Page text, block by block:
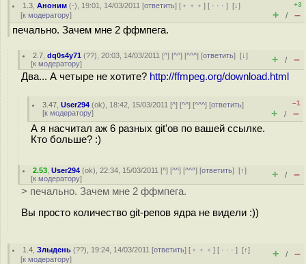
1.3 ,Аноним (-), 19:01, 14/03/2011 [ответить] [ ﹢﹢﹢] [ · · ·][↓]
[к модератору]
+3
+ / –
печально. Зачем мне 2 ффмпега.
2.7 ,dq0s4y71 (??), 20:03, 14/03/2011 [^] [^^] [^^^] [ответить][↓]
[к модератору] + / –
Два... А четыре не хотите? http://ffmpeg.org/download.html
3.47 ,User294 (ok), 18:42, 15/03/2011 [^] [^^] [^^^] [ответить]
[к модератору]
–1
+ / –
А я насчитал аж 6 разных git'ов по вашей ссылке.
Кто больше? :)
2.53 ,User294 (ok), 22:34, 15/03/2011 [^] [^^] [^^^] [ответить][↑]
[к модератору] + / –
> печально. Зачем мне 2 ффмпега.
Вы просто количество git-репов ядра не видели :))
1.4 ,Злыдень (??), 19:24, 14/03/2011 [ответить] [ ﹢﹢﹢] [ · · ·][↑]
[к модератору] + / –